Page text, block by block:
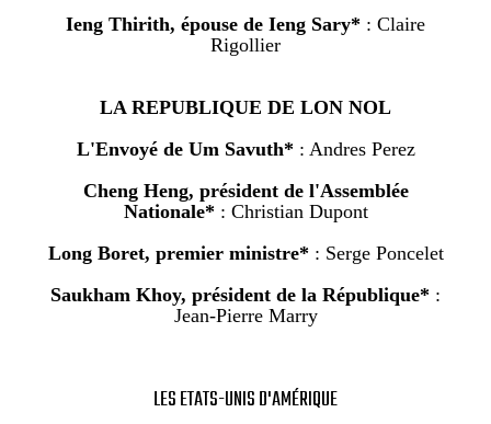
Ieng Thirith, épouse de Ieng Sary* : Claire
Rigollier
LA REPUBLIQUE DE LON NOL
L'Envoyé de Um Savuth* : Andres Perez
Cheng Heng, président de l'Assemblée
Nationale* : Christian Dupont
Long Boret, premier ministre* : Serge Poncelet
Saukham Khoy, président de la République* :
Jean-Pierre Marry
LES ETATS-UNIS D'AMÉRIQUE